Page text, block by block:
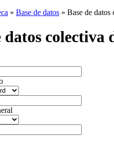
» Base de datos » Base de
datos